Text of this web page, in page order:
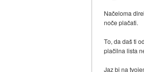
Načeloma
noče plačati.
To, da daš ti
plačilna lista
Jaz bi na